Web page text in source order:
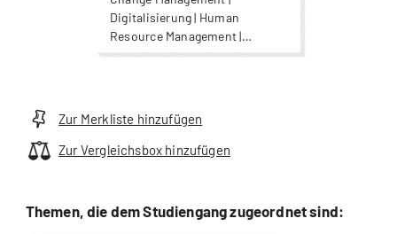
Digitalisierung | Human
Resource Management |
Leadership | Wirtschaft
Zur Merkliste hinzufügen
Zur Vergleichsbox hinzufügen
Themen, die dem Studiengang zugeordnet sind: